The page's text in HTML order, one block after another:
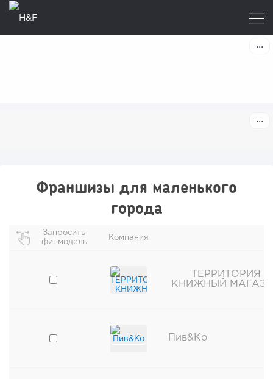
Франшизы для маленького
города
Запросить
финмодель
Компания
ТЕРРИТОРИЯ
КНИЖНЫЙ
Пив&Ко